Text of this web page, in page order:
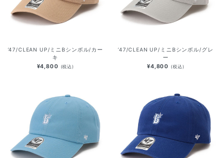
’47/CLEAN UP/ミニBシンボル/カー
キ
¥4,800 (税込)
’47/CLEAN UP/ミニBシンボル/グレ
ー
¥4,800 (税込)